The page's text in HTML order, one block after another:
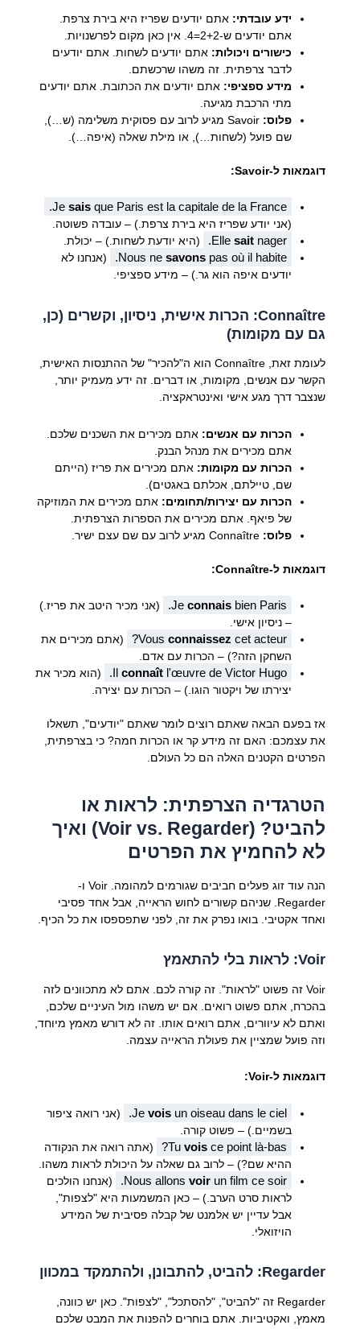
ידע עובדתי: אתם יודעים שפריז היא בירת צרפת.
אתם יודעים ש-2+2=4. אין כאן מקום לפרשנויות.
כישורים ויכולות: אתם יודעים לשחות. אתם יודעים
לדבר צרפתית. זה משהו שרכשתם.
מידע ספציפי: אתם יודעים את הכתובת. אתם יודעים
מתי הרכבת מגיעה.
פלוס:
Savoir מגיע לרוב עם פסוקית משלימה (ש…),
שם פועל (לשחות…), או מילת שאלה (איפה…).
דוגמאות ל-Savoir:
Jesais que Paris est la capitale de la France.
(אני יודע שפריז היא בירת צרפת.) – עובדה פשוטה.
Ellesait nager. (היא יודעת לשחות.) – יכולת.
Nous nesavons pas où il habite.
(אנחנו לא
יודעים איפה הוא גר.) – מידע ספציפי.
Connaître: הכרות אישית, ניסיון, וקשרים (כן,
גם עם מקומות)
לעומת זאת, Connaître הוא ה"להכיר" של ההתנסות האישית,
הקשר עם אנשים, מקומות, או דברים. זה ידע מעמיק יותר,
שנצבר דרך מגע אישי ואינטראקציה.
הכרות עם אנשים: אתם מכירים את השכנים שלכם.
אתם מכירים את מנהל הבנק.
הכרות עם מקומות: אתם מכירים את פריז (הייתם
שם, טיילתם, אכלתם באגטים).
הכרות עם יצירות/תחומים: אתם מכירים את המוזיקה
של פיאף. אתם מכירים את הספרות הצרפתית.
פלוס:
דוגמאות ל-Connaître:
Jeconnais bien Paris.
(אני מכיר היטב את פריז.)
– ניסיון אישי.
Vousconnaissez cet acteur?
(אתם מכירים את
השחקן הזה?) – הכרות עם אדם.
Ilconnaît l'œuvre de Victor Hugo.
(הוא מכיר את
יצירתו של ויקטור הוגו.) – הכרות עם יצירה.
אז בפעם הבאה שאתם רוצים לומר שאתם "יודעים", תשאלו
את עצמכם: האם זה מידע קר או הכרות חמה? כי בצרפתית,
הפרטים הקטנים האלה הם כל העולם.
הטרגדיה הצרפתית: לראות או
להביט? (Voir vs. Regarder) ואיך
לא להחמיץ את הפרטים
הנה עוד זוג פעלים חביבים שגורמים למהומה. Voir ו-
Regarder. שניהם קשורים לחוש הראייה, אבל אחד פסיבי
ואחד אקטיבי. בואו נפרק את זה, לפני שתפספסו את כל הכיף.
Voir: לראות בלי להתאמץ
Voir זה פשוט "לראות". זה קורה לכם. אתם לא מתכוונים לזה
בהכרח, אתם פשוט רואים. אם יש משהו מול העיניים שלכם,
ואתם לא עיוורים, אתם רואים אותו. זה לא דורש מאמץ מיוחד,
וזה פועל שמציין את פעולת הראייה עצמה.
דוגמאות ל-Voir:
Jevois un oiseau dans le ciel.
(אני רואה ציפור
בשמיים.) – פשוט קורה.
Tuvois ce point là-bas?
(אתה רואה את הנקודה
ההיא שם?) – לרוב גם שאלה על היכולת לראות משהו.
Nous allonsvoir un film ce soir.
(אנחנו הולכים
לראות סרט הערב.) – כאן המשמעות היא "לצפות",
אבל עדיין יש אלמנט של קבלה פסיבית של המידע
הויזואלי.
Regarder: להביט, להתבונן, ולהתמקד במכוון
Regarder זה "להביט", "להסתכל", "לצפות". כאן יש כוונה,
מאמץ, ואקטיביות. אתם בוחרים להפנות את המבט שלכם